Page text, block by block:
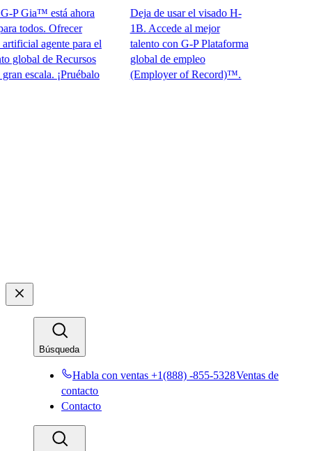
está ahora
Ofrecer
agente para el
de Recursos
¡Pruébalo
Deja de usar el visado H-
1B. Accede al mejor
talento con G-P Plataforma
global de empleo
(Employer of Record)™.​​
Búsqueda​​
Habla con ventas +1(888) -855-5328​​Ventas de
contacto​​
Contacto​​